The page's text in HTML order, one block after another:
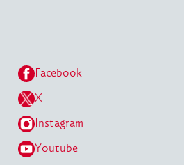
Facebook
X
Instagram
Youtube